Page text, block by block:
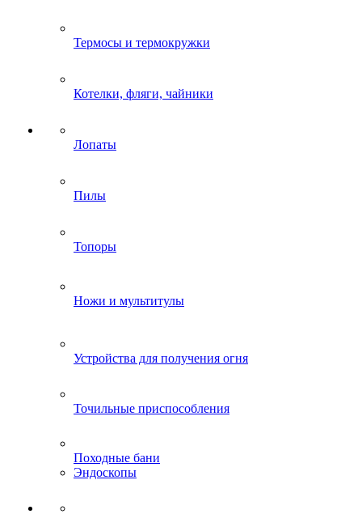
Термосы и термокружки
Котелки, фляги, чайники
Лопаты
Пилы
Топоры
Ножи и мультитулы
Устройства для получения огня
Точильные приспособления
Походные бани
Эндоскопы